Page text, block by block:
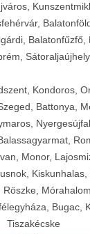
Balatonfűzfő,
Sátoraljaújhely
Kondoros,
Battonya,
Monor,
Kiskunhalas,
Bugac,
Tiszakécske